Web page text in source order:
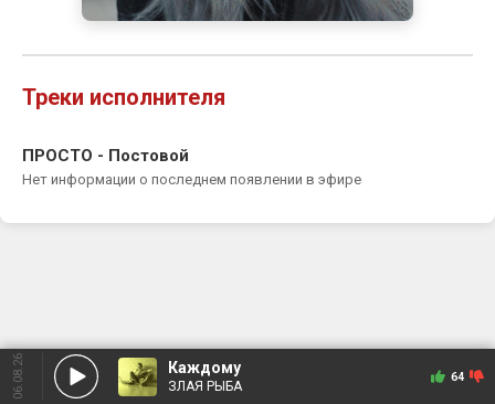
Треки исполнителя
ПРОСТО - Постовой
Нет информации о последнем появлении в эфире
06.08.26 Каждому
ЗЛАЯ РЫБА
64